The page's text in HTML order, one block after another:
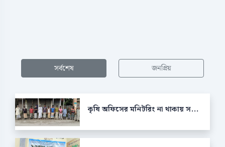
সর্বশেষ জনপ্রিয়
কৃষি অফিসের মনিটরিং না থাকায় স...